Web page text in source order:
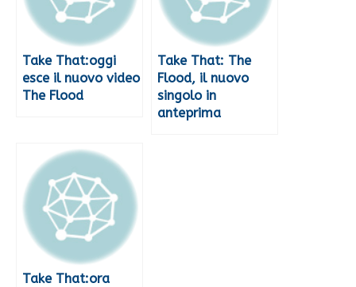
Take That:oggi
esce il nuovo video
The Flood
Take That: The
Flood, il nuovo
singolo in
anteprima
Take That:ora